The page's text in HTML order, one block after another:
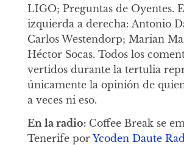
LIGO; Preguntas de Oyentes.
izquierda a derecha: Antonio
Carlos Westendorp; Marian
Héctor Socas. Todos los
vertidos durante la tertulia
únicamente la opinión de
a veces ni eso.
En la radio: Coffee Break se
Tenerife por Ycoden Daute